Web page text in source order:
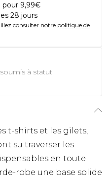
pour 9,99€
28 jours
consulter notre politique de
à statut
t-shirts et les gilets,
su traverser les
en toute
robe une base solide